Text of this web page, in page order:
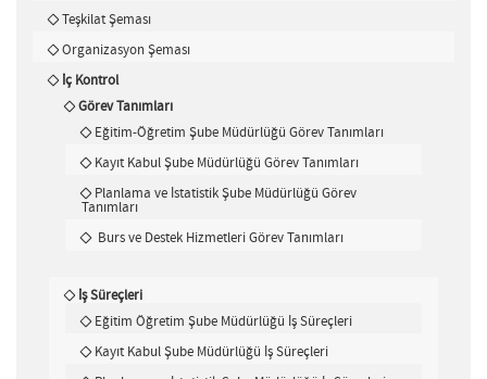
Teşkilat Şeması
Organizasyon Şeması
İç Kontrol
Görev Tanımları
Eğitim-Öğretim Şube Müdürlüğü Görev Tanımları
Kayıt Kabul Şube Müdürlüğü Görev Tanımları
Planlama ve İstatistik Şube Müdürlüğü Görev
Tanımları
Burs ve Destek Hizmetleri Görev Tanımları
İş Süreçleri
Eğitim Öğretim Şube Müdürlüğü İş Süreçleri
Kayıt Kabul Şube Müdürlüğü İş Süreçleri